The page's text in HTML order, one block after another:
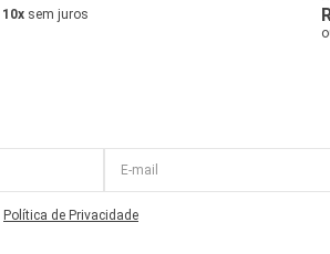
10xsem juros
Política de Privacidade